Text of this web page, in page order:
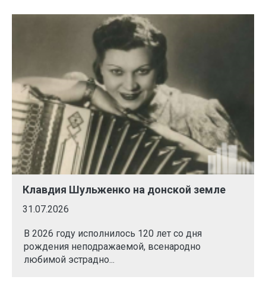
Клавдия Шульженко на донской земле
31.07.2026
В 2026 году исполнилось 120 лет со дня
рождения неподражаемой, всенародно
любимой эстрадно...